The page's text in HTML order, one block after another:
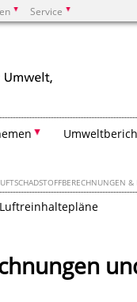
Service
Luftreinhaltepläne